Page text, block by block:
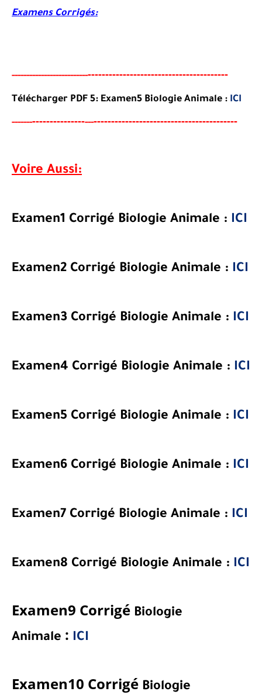
Examens Corrigés:
------------------------------------------------------------------
Télécharger PDF 5: Examen5 Biologie Animale : ICI
------------------------------------------------------------------
Voire Aussi:
Examen1 Corrigé Biologie Animale : ICI
Examen2 Corrigé Biologie Animale : ICI
Examen3 Corrigé Biologie Animale : ICI
Examen4 Corrigé Biologie Animale : ICI
Examen5 Corrigé Biologie Animale : ICI
Examen6 Corrigé Biologie Animale : ICI
Examen7 Corrigé Biologie Animale : ICI
Examen8 Corrigé Biologie Animale : ICI
Examen9 Corrigé Biologie
Animale : ICI
Examen10 Corrigé Biologie